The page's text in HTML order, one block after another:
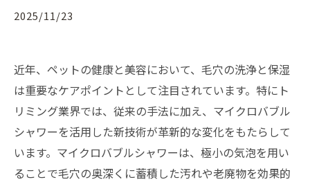
2025/11/23
近年、ペットの健康と美容において、毛穴の洗浄と保湿
は重要なケアポイントとして注目されています。特にト
リミング業界では、従来の手法に加え、マイクロバブル
シャワーを活用した新技術が革新的な変化をもたらして
います。マイクロバブルシャワーは、極小の気泡を用い
ることで毛穴の奥深くに蓄積した汚れや老廃物を効果的